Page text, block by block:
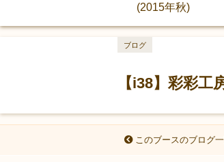
【i38】彩彩
ブログ
このブースのブログ